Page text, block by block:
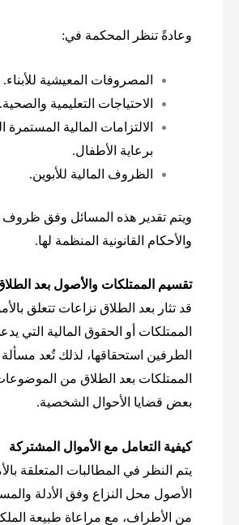
وعادةً تنظر المحكمة في:
المصروفات المعيشية للأبناء.
الاحتياجات التعليمية والصحية.
الالتزامات المالية المستمرة
برعاية الأطفال.
الظروف المالية للأبوين.
ويتم تقدير هذه المسائل وفق ظروف
والأحكام القانونية المنظمة لها.
تقسيم الممتلكات والأصول بعد
قد تثار بعد الطلاق نزاعات تتعلق
الممتلكات أو الحقوق المالية التي
الطرفين استحقاقها، لذلك تُعد
الممتلكات بعد الطلاق من
بعض قضايا الأحوال الشخصية.
كيفية التعامل مع الأموال المشتركة
يتم النظر في المطالبات المتعلقة
الأصول محل النزاع وفق الأدلة
من الأطراف، مع مراعاة طبيعة